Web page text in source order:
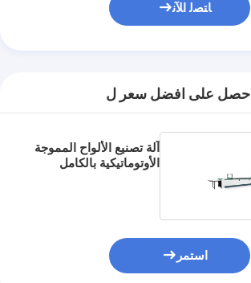
ﺎﺘﺼﻟ ﺍﻶﻧ
احصل على افضل سعر ل
آلة تصنيع الألواح المموجة
الأوتوماتيكية بالكامل
استمر